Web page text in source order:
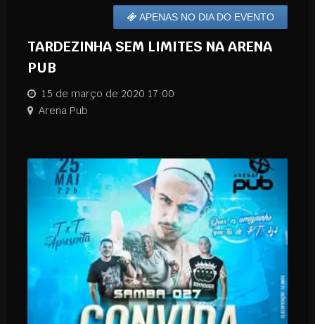
APENAS NO DIA DO EVENTO
TARDEZINHA SEM LIMITES NA ARENA
PUB
15 de março de 2020 17:00
Arena Pub